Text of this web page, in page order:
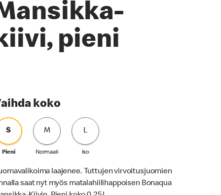
pieni
koko
S
Pieni
M
Normaali
L
Iso
laajenee. Tuttujen virvoitusjuomien
saat nyt myös matalahiilihappoisen Bonaqua